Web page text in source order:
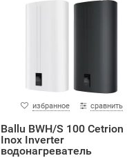
избранное сравнить
Ballu BWH/S 100 Cetrion
Inox Inverter
водонагреватель